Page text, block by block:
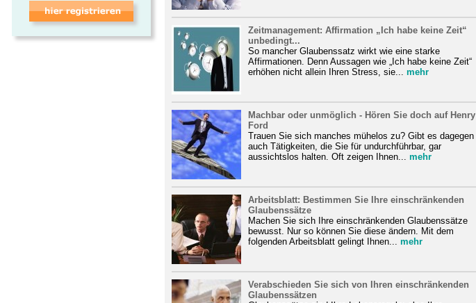
Zeitmanagement: Affirmation „Ich habe keine Zeit“
unbedingt...
So mancher Glaubenssatz wirkt wie eine starke
Affirmationen. Denn Aussagen wie „Ich habe keine Zeit“
erhöhen nicht allein Ihren Stress, sie...
mehr
Machbar oder unmöglich - Hören Sie doch auf Henry
Ford
Trauen Sie sich manches mühelos zu? Gibt es dagegen
auch Tätigkeiten, die Sie für undurchführbar, gar
aussichtslos halten. Oft zeigen Ihnen...
mehr
Arbeitsblatt: Bestimmen Sie Ihre einschränkenden
Glaubenssätze
Machen Sie sich Ihre einschränkenden Glaubenssätze
bewusst. Nur so können Sie diese ändern. Mit dem
folgenden Arbeitsblatt gelingt Ihnen...
mehr
Verabschieden Sie sich von Ihren einschränkenden
Glaubenssätzen